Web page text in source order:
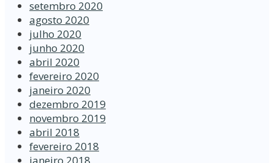
setembro 2020
agosto 2020
julho 2020
junho 2020
abril 2020
fevereiro 2020
janeiro 2020
dezembro 2019
novembro 2019
abril 2018
fevereiro 2018